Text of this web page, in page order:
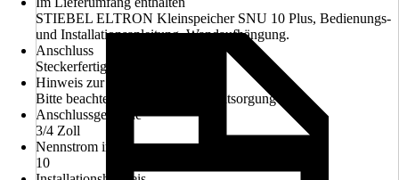
STIEBEL ELTRON Kleinspeicher SNU 10 Plus, Bedienungs-
und Installationsanleitung, Wandaufhängung.
Anschluss
Steckerfertig
Hinweis zur Entsorgung
Bitte beachte die Hinweise zur Entsorgung
Anschlussgewinde
3/4 Zoll
Nennstrom in A
10